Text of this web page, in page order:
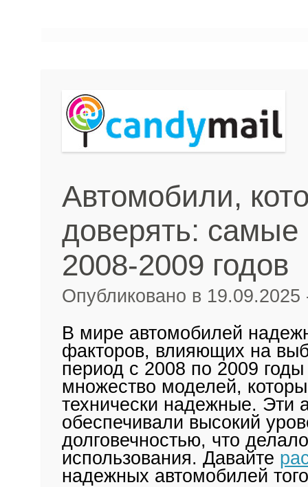
Автомобили,
доверять:
2008-2009 годов
Опубликовано в
В мире автомобилей
факторов, влияющих на
период с 2008 по 2009
множество моделей,
технически надежные. Эти
обеспечивали высокий
долговечностью, что
использования. Давайте
надежных автомобилей